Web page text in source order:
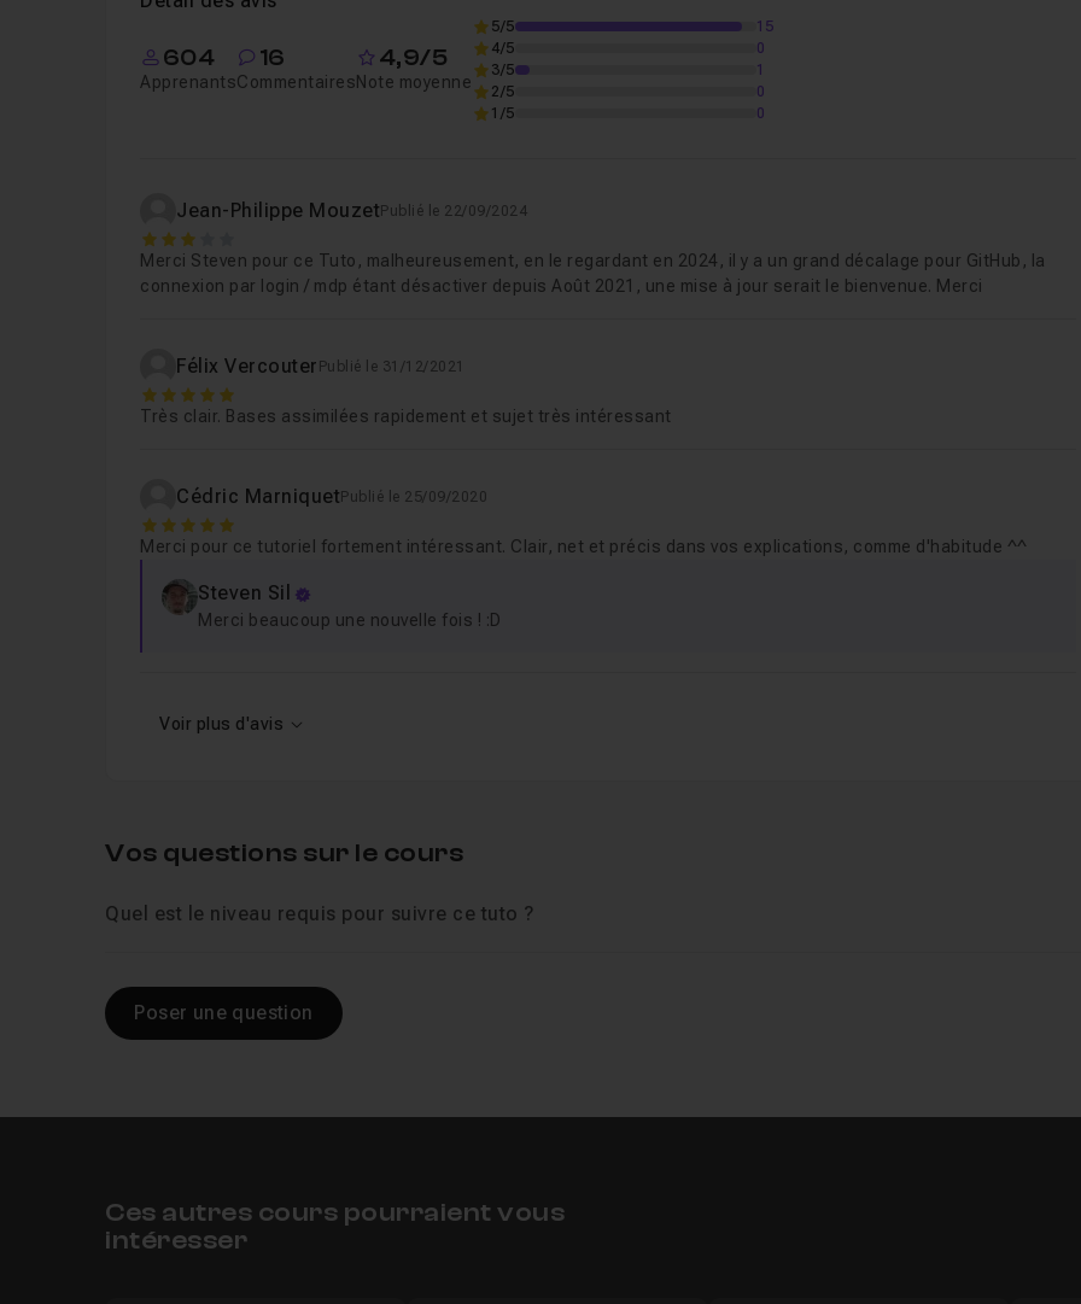
Utilisation des services de Github pour héberger nos sites persos (monsite.github.io) ou nos projets web
N'hésitez pas : je suis disponible pour répondre à vos questions dans le salon d'entraide du cours.
Leçon 8 Modifier le chemin d'accès à un fichier
Leçon 9 Naviguer entre les commits
Chapitre 3 : Git flow pour gérer vos projets au quotidien
Chapitre 4 : Introduction à Github 07m52
Chapitre 5 : Github pour travailler en solo
Chapitre 7 : Créer une présence sur le web grâce à Github
604
Apprenants
16
Commentaires
4,9/5
Note moyenne
5/5
15
4/5
0
3/5
1
2/5
0
1/5
0
Jean-Philippe Mouzet Publié le 22/09/2024
3
Merci Steven pour ce Tuto, malheureusement, en le regardant en 2024, il y a un grand décalage pour GitHub, la
connexion par login / mdp étant désactiver depuis Août 2021, une mise à jour serait le bienvenue. Merci
Félix Vercouter Publié le 31/12/2021
5
Très clair. Bases assimilées rapidement et sujet très intéressant
Cédric Marniquet Publié le 25/09/2020
5
Merci pour ce tutoriel fortement intéressant. Clair, net et précis dans vos explications, comme d'habitude ^^
Steven Sil
Merci beaucoup une nouvelle fois ! :D
Voir plus d'avis
Vos questions sur le cours
Quel est le niveau requis pour suivre ce tuto ?
Poser une question
Ces autres cours pourraient vous
intéresser